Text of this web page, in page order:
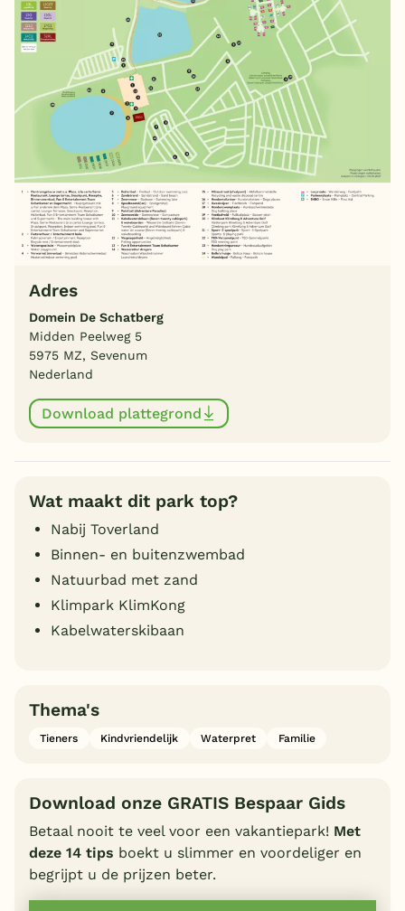
Adres
Domein De Schatberg
Midden Peelweg 5
5975 MZ, Sevenum
Nederland
Download plattegrond
Wat maakt dit park top?
Nabij Toverland
Binnen- en buitenzwembad
Natuurbad met zand
Klimpark KlimKong
Kabelwaterskibaan
Thema's
Tieners Kindvriendelijk Waterpret Familie
Download onze GRATIS Bespaar Gids
Betaal nooit te veel voor een vakantiepark! Met
deze 14 tips boekt u slimmer en voordeliger en
begrijpt u de prijzen beter.